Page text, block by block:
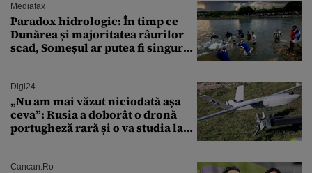
Mediafax
Paradox hidrologic: În timp ce
Dunărea și majoritatea râurilor
scad, Someșul ar putea fi singurul
Digi24
„Nu am mai văzut niciodată așa
ceva”: Rusia a doborât o dronă
portugheză rară și o va studia la
Cancan.ro